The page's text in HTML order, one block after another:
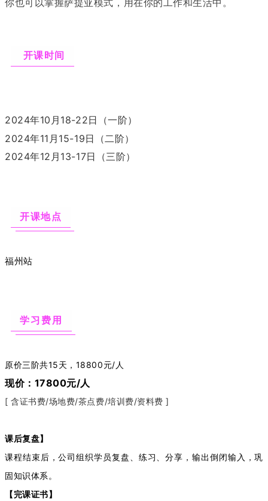
你也可以掌握萨提亚模式，用在你的工作和生活中。
开课时间
2024年10月18-22日（一阶）
2024年11月15-19日（二阶）
2024年12月13-17日（三阶）
开课地点
福州站
学习费用
原价三阶共15天，18800元/人
现价： 17800元/人
[ 含证书费/场地费/茶点费/培训费/资料费 ]
课后复盘】
课程结束后，公司组织学员复盘、练习、分享，输出倒闭输入，巩
固知识体系。
【完课证书】